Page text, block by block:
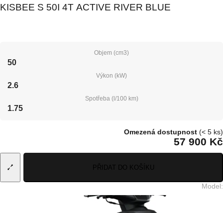
KISBEE S 50I 4T ACTIVE RIVER BLUE
Objem (cm3)
50
Výkon (kW)
2.6
Spotřeba (l/100 km)
1.75
Omezená dostupnost (< 5 ks)
57 900 Kč
PŘIDAT DO KOŠÍKU
Model: